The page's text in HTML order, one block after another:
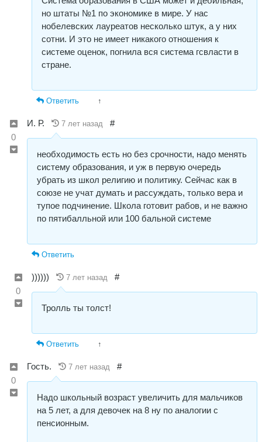
но штаты №1 по экономике в мире. У нас
нобелевских лауреатов несколько штук, а у них
сотни. И это не имеет никакого отношения к
системе оценок, погнила вся система гсвласти в
стране.
Ответить ↑
0
И. Р. 7 лет назад #
необходимость есть но без срочности, надо менять
систему образования, и уж в первую очередь
убрать из школ религию и политику. Сейчас как в
союзе не учат думать и рассуждать, только вера и
тупое подчинение. Школа готовит рабов, и не важно
по пятибалльной или 100 бальной системе
Ответить
0
)))))) 7 лет назад #
Тролль ты толст!
Ответить ↑
0
Гость. 7 лет назад #
Надо школьный возраст увеличить для мальчиков
на 5 лет, а для девочек на 8 ну по аналогии с
пенсионным.